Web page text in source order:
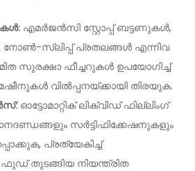
എമർജൻസി സ്റ്റോപ്പ് ബട്ടണുകൾ,
സ്ലിപ്പ് പ്രതലങ്ങൾ എന്നിവ
സുരക്ഷാ ഫീച്ചറുകൾ ഉപയോഗിച്ച്
വിൽപ്പനയ്‌ക്കായി തിരയുക.
ഓട്ടോമാറ്റിക് ലിക്വിഡ് ഫില്ലിംഗ്
സർട്ടിഫിക്കേഷനുകളും
പ്രത്യേകിച്ച്
തുടങ്ങിയ നിയന്ത്രിത